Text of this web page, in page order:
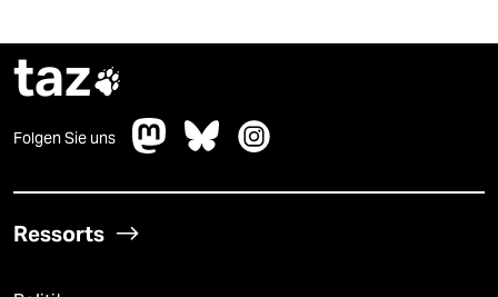
taz
Folgen Sie uns
Ressorts